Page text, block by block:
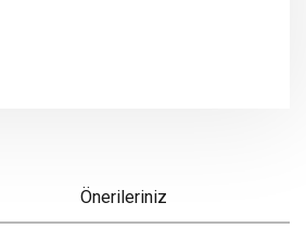
Önerileriniz